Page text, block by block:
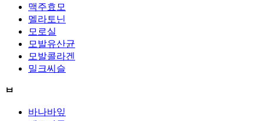
맥주효모
멜라토닌
모로실
모발유산균
모발콜라겐
밀크씨슬
ㅂ
바나바잎